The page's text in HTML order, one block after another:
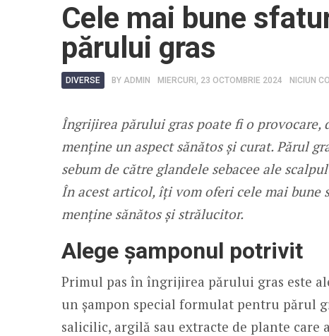
Cele mai bune
părului gras
DIVERSE BY ADMIN MIERCURI, 23 OCTOMBRIE 2024 NICIUN
Îngrijirea părului gras poate fi o
menține un aspect sănătos și curat. Părul
sebum de către glandele sebacee ale
În acest articol, îți vom oferi cele mai
menține sănătos și strălucitor.
Alege șamponul potrivit
Primul pas în îngrijirea părului gras este
un șampon special formulat pentru părul
salicilic, argilă sau extracte de plante